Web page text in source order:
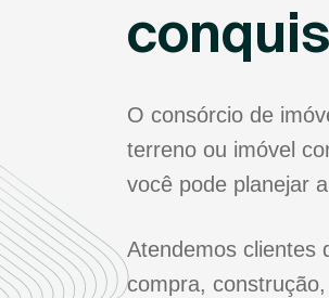
O consórcio de
terreno ou imóvel
você pode planejar
Atendemos clientes
compra,